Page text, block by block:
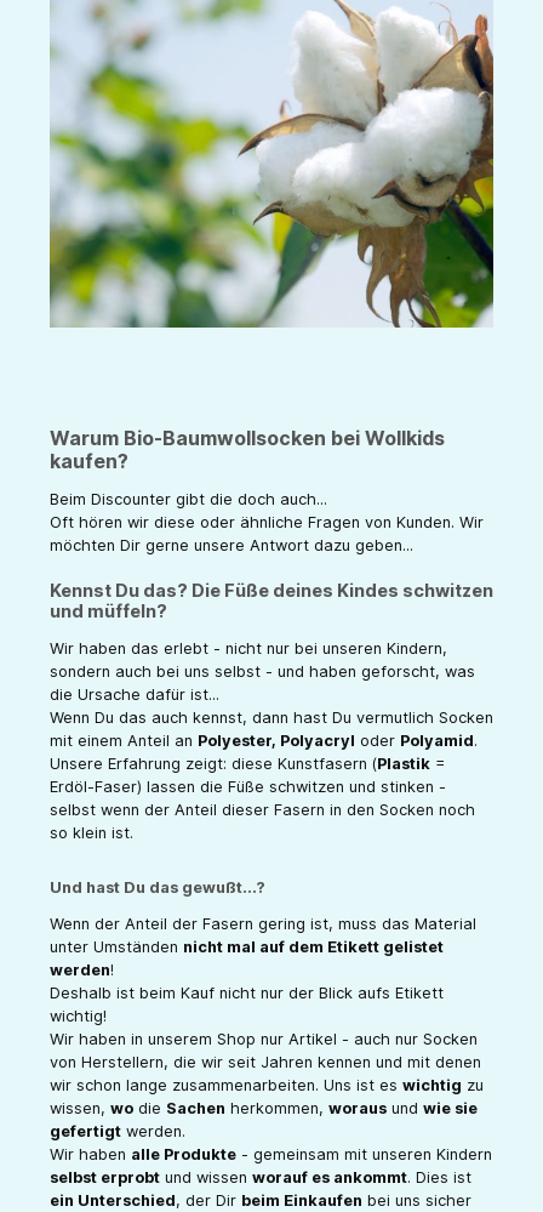
Warum Bio-Baumwollsocken bei Wollkids
kaufen?
Beim Discounter gibt die doch auch...
Oft hören wir diese oder ähnliche Fragen von Kunden. Wir
möchten Dir gerne unsere Antwort dazu geben...
Kennst Du das? Die Füße deines Kindes schwitzen
und müffeln?
Wir haben das erlebt - nicht nur bei unseren Kindern,
sondern auch bei uns selbst - und haben geforscht, was
die Ursache dafür ist...
Wenn Du das auch kennst, dann hast Du vermutlich Socken
mit einem Anteil an Polyester, Polyacryl oder Polyamid.
Unsere Erfahrung zeigt: diese Kunstfasern (Plastik =
Erdöl-Faser) lassen die Füße schwitzen und stinken -
selbst wenn der Anteil dieser Fasern in den Socken noch
so klein ist.
Und hast Du das gewußt...?
Wenn der Anteil der Fasern gering ist, muss das Material
unter Umständen nicht mal auf dem Etikett gelistet
werden!
Deshalb ist beim Kauf nicht nur der Blick aufs Etikett
wichtig!
Wir haben in unserem Shop nur Artikel - auch nur Socken
von Herstellern, die wir seit Jahren kennen und mit denen
wir schon lange zusammenarbeiten. Uns ist es wichtig zu
wissen, wo die Sachen herkommen, woraus und wie sie
gefertigt werden.
Wir haben alle Produkte - gemeinsam mit unseren Kindern
selbst erprobt und wissen worauf es ankommt. Dies ist
ein Unterschied, der Dir beim Einkaufen bei uns sicher